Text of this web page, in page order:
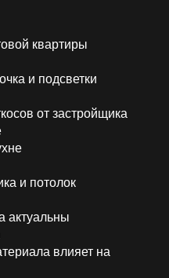
квартиры
и подсветки
от застройщика
и потолок
актуальны
влияет на